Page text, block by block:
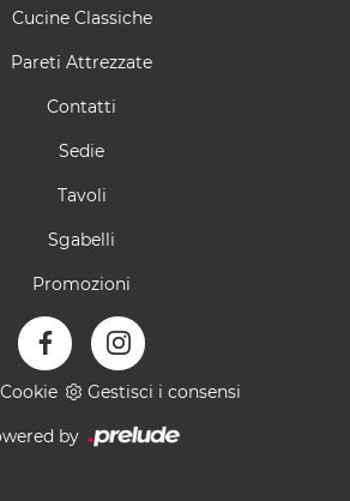
Cucine Classiche
Pareti Attrezzate
Contatti
Sedie
Tavoli
Sgabelli
Promozioni
Cookie Gestisci i consensi
by